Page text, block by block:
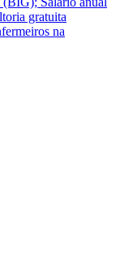
gratuita
na